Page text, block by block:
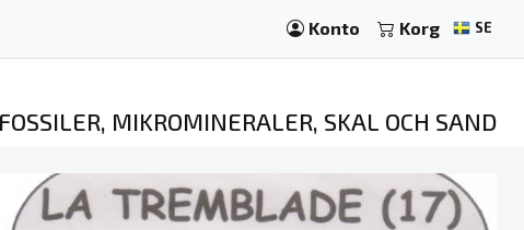
Konto Korg SE
MIKROMINERALER, SKAL OCH SAND